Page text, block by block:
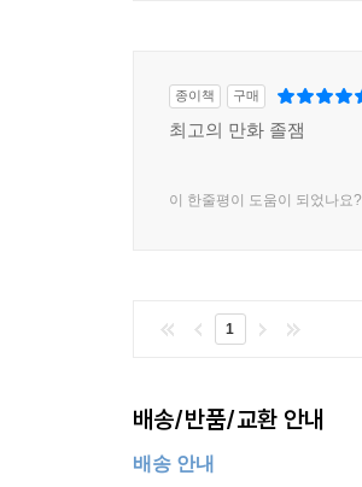
종이책 구매
최고의 만화 졸잼
이 한줄평이 도움이 되었나요?
1
배송/반품/교환 안내
배송 안내